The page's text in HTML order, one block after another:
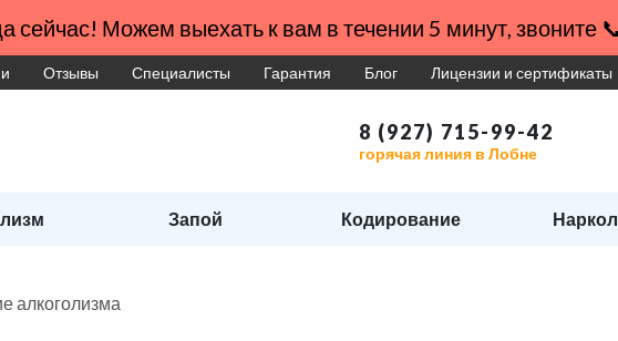
сейчас! Можем выехать к вам в течении 5 минут, звоните
Отзывы Специалисты Гарантия Блог Лицензии и сертификаты
8 (927) 715-99-42
горячая линия в Лобне
Запой Кодирование
алкоголизма